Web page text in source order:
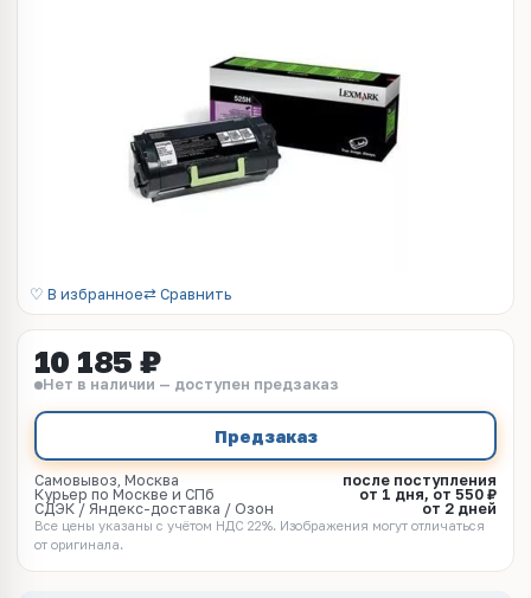
♡ В избранное⇄ Сравнить
10 185 ₽
Нет в наличии — доступен предзаказ
Предзаказ
Самовывоз, Москва
после поступления
Курьер по Москве и СПб
от 1 дня, от 550 ₽
СДЭК / Яндекс-доставка / Озон
от 2 дней
Все цены указаны с учётом НДС 22%. Изображения могут отличаться
от оригинала.